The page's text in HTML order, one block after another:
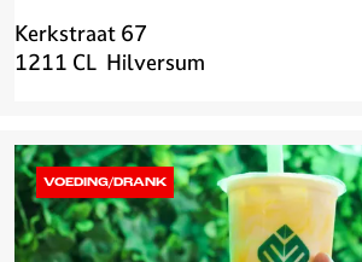
L
e
ï
s
e
Kerkstraat 67
1211 CL Hilversum
VOEDING/DRANK